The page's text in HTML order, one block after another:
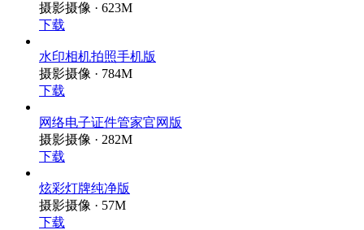
摄影摄像 · 623M
下载
水印相机拍照手机版
摄影摄像 · 784M
下载
网络电子证件管家官网版
摄影摄像 · 282M
下载
炫彩灯牌纯净版
摄影摄像 · 57M
下载